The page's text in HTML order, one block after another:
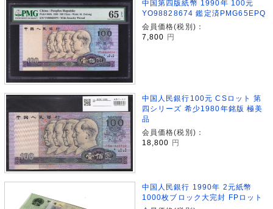
中国第四版紙幣 1990年 100元
YO98828674 鑑定済PMG65EPQ
会員価格(税別)：
7,800 円
中国人民銀行100元 CSロット 第
四シリーズ 希少1980年銘版 極美
品
会員価格(税別)：
18,800 円
中国人民銀行 1990年 2元紙幣
1000枚ブロック大完封 FPロット